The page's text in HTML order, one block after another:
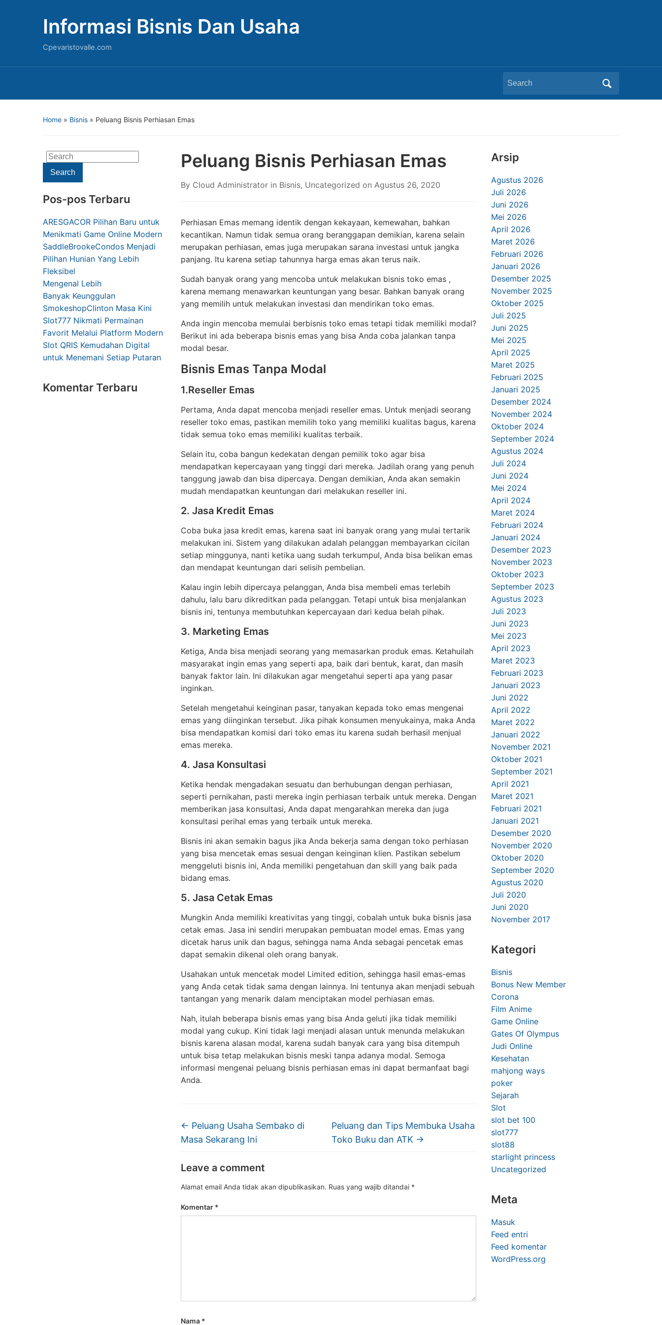
Informasi Bisnis Dan Usaha
Cpevaristovalle.com
Search
for:
Home » Bisnis » Peluang Bisnis Perhiasan Emas
Search
for:Search
Pos-pos Terbaru
ARESGACOR Pilihan Baru untuk
Menikmati Game Online Modern
SaddleBrookeCondos Menjadi
Pilihan Hunian Yang Lebih
Fleksibel
Mengenal Lebih
Banyak Keunggulan
SmokeshopClinton Masa Kini
Slot777 Nikmati Permainan
Favorit Melalui Platform Modern
Slot QRIS Kemudahan Digital
untuk Menemani Setiap Putaran
Komentar Terbaru
Peluang Bisnis Perhiasan Emas
By Cloud Administrator in Bisnis, Uncategorized on Agustus 26, 2020
Perhiasan Emas memang identik dengan kekayaan, kemewahan, bahkan
kecantikan. Namun tidak semua orang beranggapan demikian, karena selain
merupakan perhiasan, emas juga merupakan sarana investasi untuk jangka
panjang. Itu karena setiap tahunnya harga emas akan terus naik.
Sudah banyak orang yang mencoba untuk melakukan bisnis toko emas ,
karena memang menawarkan keuntungan yang besar. Bahkan banyak orang
yang memilih untuk melakukan investasi dan mendirikan toko emas.
Anda ingin mencoba memulai berbisnis toko emas tetapi tidak memiliki modal?
Berikut ini ada beberapa bisnis emas yang bisa Anda coba jalankan tanpa
modal besar.
Bisnis Emas Tanpa Modal
1.Reseller Emas
Pertama, Anda dapat mencoba menjadi reseller emas. Untuk menjadi seorang
reseller toko emas, pastikan memilih toko yang memiliki kualitas bagus, karena
tidak semua toko emas memiliki kualitas terbaik.
Selain itu, coba bangun kedekatan dengan pemilik toko agar bisa
mendapatkan kepercayaan yang tinggi dari mereka. Jadilah orang yang penuh
tanggung jawab dan bisa dipercaya. Dengan demikian, Anda akan semakin
mudah mendapatkan keuntungan dari melakukan reseller ini.
2. Jasa Kredit Emas
Coba buka jasa kredit emas, karena saat ini banyak orang yang mulai tertarik
melakukan ini. Sistem yang dilakukan adalah pelanggan membayarkan cicilan
setiap minggunya, nanti ketika uang sudah terkumpul, Anda bisa belikan emas
dan mendapat keuntungan dari selisih pembelian.
Kalau ingin lebih dipercaya pelanggan, Anda bisa membeli emas terlebih
dahulu, lalu baru dikreditkan pada pelanggan. Tetapi untuk bisa menjalankan
bisnis ini, tentunya membutuhkan kepercayaan dari kedua belah pihak.
3. Marketing Emas
Ketiga, Anda bisa menjadi seorang yang memasarkan produk emas. Ketahuilah
masyarakat ingin emas yang seperti apa, baik dari bentuk, karat, dan masih
banyak faktor lain. Ini dilakukan agar mengetahui seperti apa yang pasar
inginkan.
Setelah mengetahui keinginan pasar, tanyakan kepada toko emas mengenai
emas yang diinginkan tersebut. Jika pihak konsumen menyukainya, maka Anda
bisa mendapatkan komisi dari toko emas itu karena sudah berhasil menjual
emas mereka.
4. Jasa Konsultasi
Ketika hendak mengadakan sesuatu dan berhubungan dengan perhiasan,
seperti pernikahan, pasti mereka ingin perhiasan terbaik untuk mereka. Dengan
memberikan jasa konsultasi, Anda dapat mengarahkan mereka dan juga
konsultasi perihal emas yang terbaik untuk mereka.
Bisnis ini akan semakin bagus jika Anda bekerja sama dengan toko perhiasan
yang bisa mencetak emas sesuai dengan keinginan klien. Pastikan sebelum
menggeluti bisnis ini, Anda memiliki pengetahuan dan skill yang baik pada
bidang emas.
5. Jasa Cetak Emas
Mungkin Anda memiliki kreativitas yang tinggi, cobalah untuk buka bisnis jasa
cetak emas. Jasa ini sendiri merupakan pembuatan model emas. Emas yang
dicetak harus unik dan bagus, sehingga nama Anda sebagai pencetak emas
dapat semakin dikenal oleh orang banyak.
Usahakan untuk mencetak model Limited edition, sehingga hasil emas-emas
yang Anda cetak tidak sama dengan lainnya. Ini tentunya akan menjadi sebuah
tantangan yang menarik dalam menciptakan model perhiasan emas.
Nah, itulah beberapa bisnis emas yang bisa Anda geluti jika tidak memiliki
modal yang cukup. Kini tidak lagi menjadi alasan untuk menunda melakukan
bisnis karena alasan modal, karena sudah banyak cara yang bisa ditempuh
untuk bisa tetap melakukan bisnis meski tanpa adanya modal. Semoga
informasi mengenai peluang bisnis perhiasan emas ini dapat bermanfaat bagi
Anda.
← Peluang Usaha Sembako di
Masa Sekarang Ini
Peluang dan Tips Membuka Usaha
Toko Buku dan ATK →
Leave a comment
Alamat email Anda tidak akan dipublikasikan. Ruas yang wajib ditandai *
Komentar *
Nama *
Arsip
Agustus 2026
Juli 2026
Juni 2026
Mei 2026
April 2026
Maret 2026
Februari 2026
Januari 2026
Desember 2025
November 2025
Oktober 2025
Juli 2025
Juni 2025
Mei 2025
April 2025
Maret 2025
Februari 2025
Januari 2025
Desember 2024
November 2024
Oktober 2024
September 2024
Agustus 2024
Juli 2024
Juni 2024
Mei 2024
April 2024
Maret 2024
Februari 2024
Januari 2024
Desember 2023
November 2023
Oktober 2023
September 2023
Agustus 2023
Juli 2023
Juni 2023
Mei 2023
April 2023
Maret 2023
Februari 2023
Januari 2023
Juni 2022
April 2022
Maret 2022
Januari 2022
November 2021
Oktober 2021
September 2021
April 2021
Maret 2021
Februari 2021
Januari 2021
Desember 2020
November 2020
Oktober 2020
September 2020
Agustus 2020
Juli 2020
Juni 2020
November 2017
Kategori
Bisnis
Bonus New Member
Corona
Film Anime
Game Online
Gates Of Olympus
Judi Online
Kesehatan
mahjong ways
poker
Sejarah
Slot
slot bet 100
slot777
slot88
starlight princess
Uncategorized
Meta
Masuk
Feed entri
Feed komentar
WordPress.org